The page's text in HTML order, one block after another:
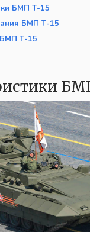
БМП Т-15
БМП Т-15
БМП Т-15